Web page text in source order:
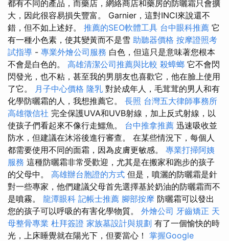
都有不同的產品，而藥店，網絡商店和藥房的防曬霜只會擴
大，因此很容易損失豐富。 Garnier，這對INCI來說還不
錯，但不如上述好。 推薦的SEO軟體工具 台中眼科推薦 它
有一種小色素，使其變黃而不是雪 助聽器價格 按摩證照考
試指導 - 專業外燴公司服務 白色，但這只是意味著您根本
不會是白色的。 高雄清潔公司推薦與比較 殺蟑螂 它不會閃
閃發光，也不粘，甚至我的男朋友也喜歡它，他在臉上使用
了它。
月子中心價格 隆乳 對於成年人，毛茸茸的男人和有
化學防曬霜的人，我想推薦它。 長照 台灣五大律師事務所
高雄徵信社 完全保護UVA和UVB射線，加上反式射線，以
使孩子們看起來不像行走鱷魚。 台中推拿推薦 迅速吸收並
防水，但建議在沐浴後進行審查。 在某些情況下，每個人
都需要使用不同的面霜，因為皮膚更敏感。 專業打掃阿姨
服務 這種防曬霜非常受歡迎，尤其是在搬家和跑步的孩子
的父母中。 高雄辦台胞證的方式 但是，噴灑的防曬霜是針
對一些專家，他們建議父母首先選擇基於奶油的防曬霜而不
是噴霧。 龍潭眼科 記帳士推薦 腳部按摩 防曬霜可以發出
您的孩子可以呼吸的有害化學物質。 外燴公司 牙齒矯正 天
母整骨專業 杜拜簽證 家族墓設計與規劃 有了一個愉快的時
光，上床睡覺就在陽光下，但要當心！ 掌握Google